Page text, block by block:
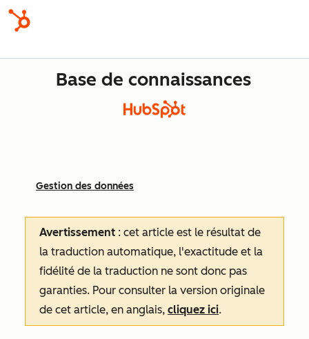
Base de connaissances
Gestion des données
Avertissement : cet article est le résultat de
la traduction automatique, l'exactitude et la
fidélité de la traduction ne sont donc pas
garanties. Pour consulter la version originale
de cet article, en anglais, cliquez ici.